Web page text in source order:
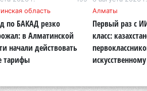
6
6
область
по БАКАД резко
в Алматинской
начали действовать
тарифы
Алматы
Первый раз с
класс: